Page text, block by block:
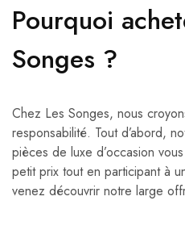
Pourquoi
Songes ?
Chez Les Songes, nous
responsabilité. Tout d’abord,
pièces de luxe d’occasion
petit prix tout en participant à
venez découvrir notre large